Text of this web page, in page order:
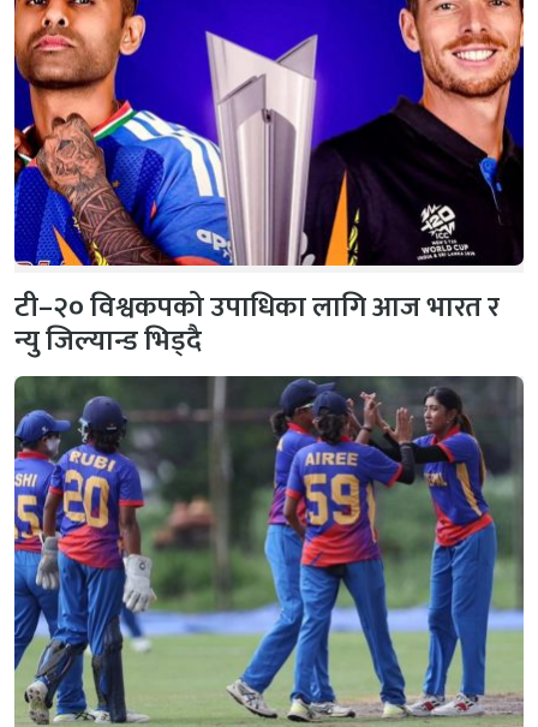
टी–२० विश्वकपको उपाधिका लागि आज भारत र
न्यु जिल्यान्ड भिड्दै